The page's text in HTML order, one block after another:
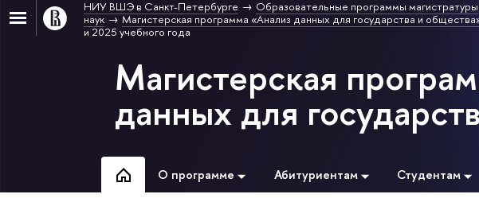
НИУ ВШЭ в Санкт-Петербурге Образовательные программы магистратуры
наук
Магистерская программа «Анализ данных для государства и
и 2025 учебного года
Магистерская
данных для
О программе Абитуриентам Студентам